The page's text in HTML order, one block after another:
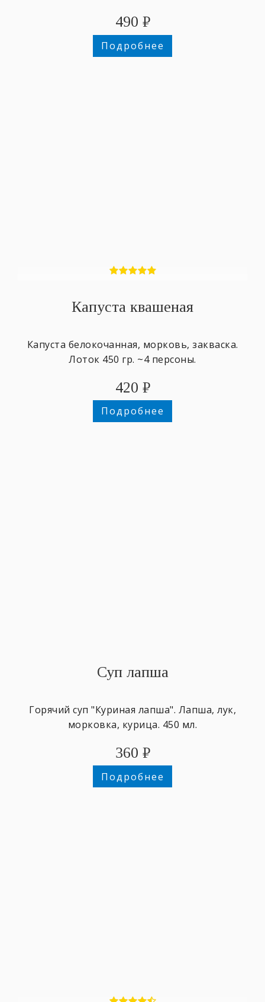
490 ₽
Подробнее
Капуста квашеная
Капуста белокочанная, морковь, закваска.
Лоток 450 гр. ~4 персоны.
420 ₽
Подробнее
Суп лапша
Горячий суп "Куриная лапша". Лапша, лук,
морковка, курица. 450 мл.
360 ₽
Подробнее